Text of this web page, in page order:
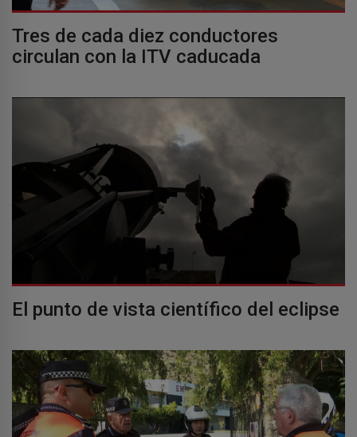
Tres de cada diez conductores
circulan con la ITV caducada
El punto de vista científico del eclipse